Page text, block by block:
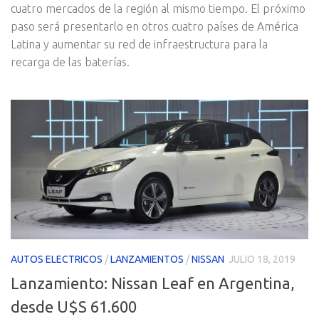
cuatro mercados de la región al mismo tiempo. El próximo
paso será presentarlo en otros cuatro países de América
Latina y aumentar su red de infraestructura para la
recarga de las baterías.
AUTOS ELECTRICOS /LANZAMIENTOS /NISSAN JULIO 18, 2019
Lanzamiento: Nissan Leaf en Argentina,
desde U$S 61.600